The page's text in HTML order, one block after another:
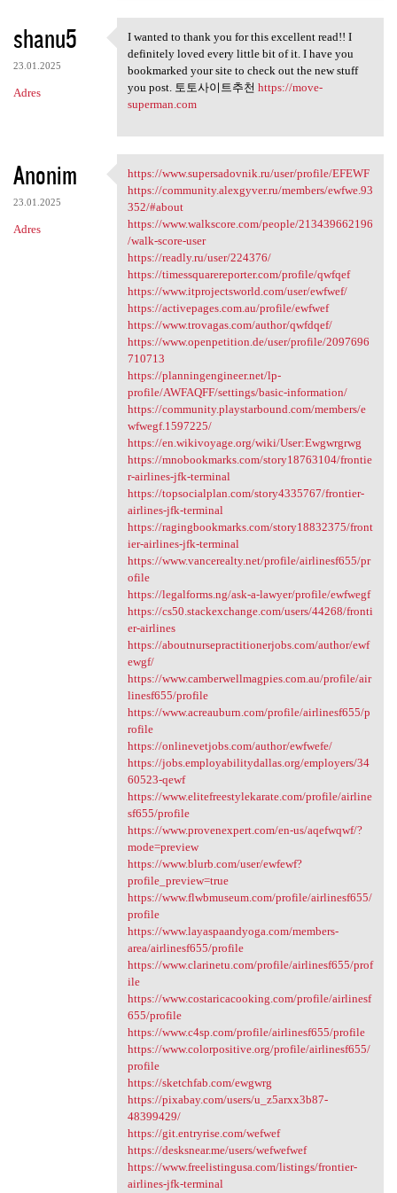
shanu5
23.01.2025
Adres
I wanted to thank you for
I wanted to thank you for this excellent read!! I
definitely loved every little bit of it. I have you
bookmarked your site to check out the new stuff
you post. 토토사이트추천 https://move-
superman.com
Anonim
23.01.2025
Adres
https://www.supersadovnik.ru
https://www.supersadovnik.ru/user/profile/EFEWF
https://community.alexgyver.ru/members/ewfwe.93
352/#about
https://www.walkscore.com/people/213439662196
/walk-score-user
https://readly.ru/user/224376/
https://timessquarereporter.com/profile/qwfqef
https://www.itprojectsworld.com/user/ewfwef/
https://activepages.com.au/profile/ewfwef
https://www.trovagas.com/author/qwfdqef/
https://www.openpetition.de/user/profile/2097696
710713
https://planningengineer.net/lp-
profile/AWFAQFF/settings/basic-information/
https://community.playstarbound.com/members/e
wfwegf.1597225/
https://en.wikivoyage.org/wiki/User:Ewgwrgrwg
https://mnobookmarks.com/story18763104/frontie
r-airlines-jfk-terminal
https://topsocialplan.com/story4335767/frontier-
airlines-jfk-terminal
https://ragingbookmarks.com/story18832375/front
ier-airlines-jfk-terminal
https://www.vancerealty.net/profile/airlinesf655/pr
ofile
https://legalforms.ng/ask-a-lawyer/profile/ewfwegf
https://cs50.stackexchange.com/users/44268/fronti
er-airlines
https://aboutnursepractitionerjobs.com/author/ewf
ewgf/
https://www.camberwellmagpies.com.au/profile/air
linesf655/profile
https://www.acreauburn.com/profile/airlinesf655/p
rofile
https://onlinevetjobs.com/author/ewfwefe/
https://jobs.employabilitydallas.org/employers/34
60523-qewf
https://www.elitefreestylekarate.com/profile/airline
sf655/profile
https://www.provenexpert.com/en-us/aqefwqwf/?
mode=preview
https://www.blurb.com/user/ewfewf?
profile_preview=true
https://www.flwbmuseum.com/profile/airlinesf655/
profile
https://www.layaspaandyoga.com/members-
area/airlinesf655/profile
https://www.clarinetu.com/profile/airlinesf655/prof
ile
https://www.costaricacooking.com/profile/airlinesf
655/profile
https://www.c4sp.com/profile/airlinesf655/profile
https://www.colorpositive.org/profile/airlinesf655/
profile
https://sketchfab.com/ewgwrg
https://pixabay.com/users/u_z5arxx3b87-
48399429/
https://git.entryrise.com/wefwef
https://desksnear.me/users/wefwefwef
https://www.freelistingusa.com/listings/frontier-
airlines-jfk-terminal